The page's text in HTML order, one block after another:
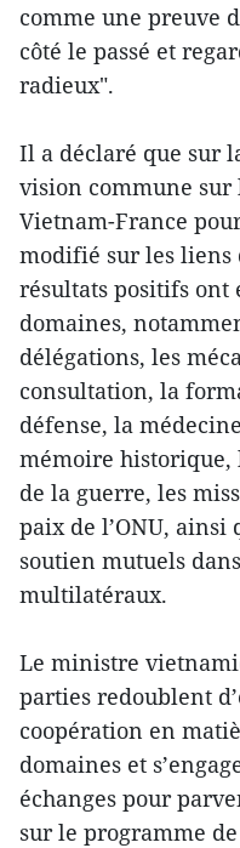
comme une preuve
côté le passé et
radieux".
Il a déclaré que sur
vision commune sur
Vietnam-France
modifié sur les liens
résultats positifs ont
domaines,
délégations, les
consultation, la
défense, la
mémoire historique,
de la guerre, les
paix de l’ONU,
soutien mutuels
multilatéraux.
Le ministre
parties redoublent
coopération en
domaines et
échanges pour
sur le programme